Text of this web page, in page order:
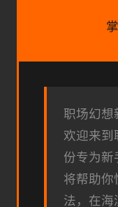
职场幻想
欢迎来到
份专为新
将帮助你
法，在海